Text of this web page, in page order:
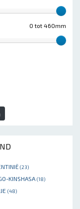
0 tot 460mm
(23)
KINSHASA (18)
(48)